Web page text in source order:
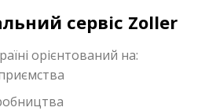
сервіс Zoller
орієнтований на: